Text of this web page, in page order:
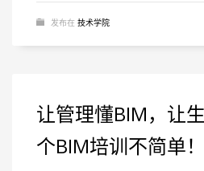
发布在 技术学院
让管理懂BIM，让
个BIM培训不简单！